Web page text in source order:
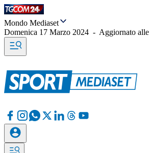
Mondo Mediaset
Domenica 17 Marzo 2024 - Aggiornato alle